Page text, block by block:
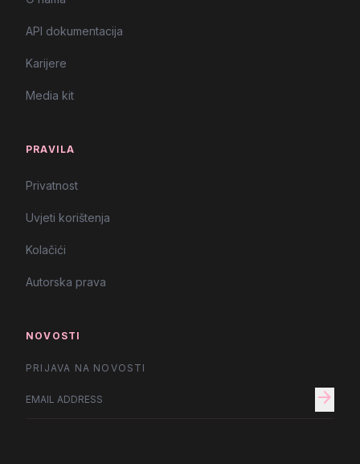
API dokumentacija
Karijere
Media kit
PRAVILA
Privatnost
Uvjeti korištenja
Kolačići
Autorska prava
NOVOSTI
PRIJAVA NA NOVOSTI
arrow_forward